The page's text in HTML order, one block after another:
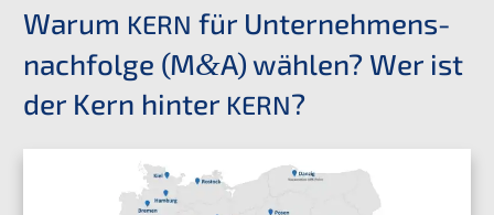
Warum KERN für Unternehmens­
nachfolge (M&A) wählen? Wer ist
der Kern hinter KERN?